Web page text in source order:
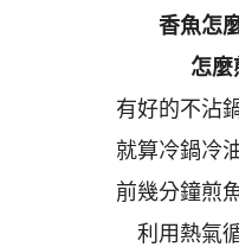
香魚怎
怎麼
有好的不沾
就算冷鍋冷
前幾分鐘煎
利用熱氣